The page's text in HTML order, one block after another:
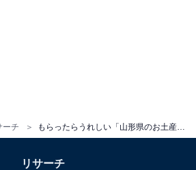
ーチ
リサーチ